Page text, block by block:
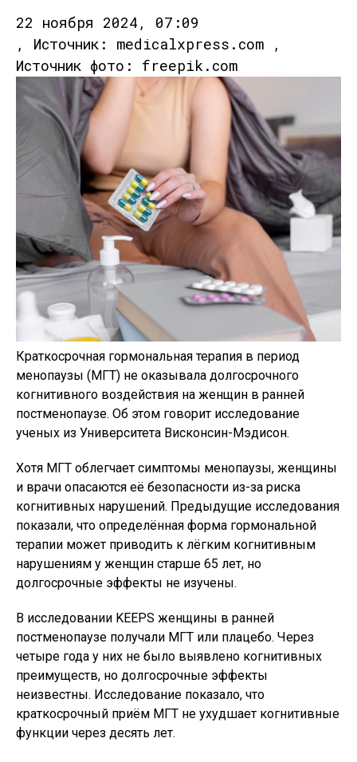
22 ноября 2024, 07:09
, Источник: medicalxpress.com ,
Источник фото: freepik.com
Краткосрочная гормональная терапия в период
менопаузы (МГТ) не оказывала долгосрочного
когнитивного воздействия на женщин в ранней
постменопаузе. Об этом говорит исследование
ученых из Университета Висконсин-Мэдисон.
Хотя МГТ облегчает симптомы менопаузы, женщины
и врачи опасаются её безопасности из-за риска
когнитивных нарушений. Предыдущие исследования
показали, что определённая форма гормональной
терапии может приводить к лёгким когнитивным
нарушениям у женщин старше 65 лет, но
долгосрочные эффекты не изучены.
В исследовании KEEPS женщины в ранней
постменопаузе получали МГТ или плацебо. Через
четыре года у них не было выявлено когнитивных
преимуществ, но долгосрочные эффекты
неизвестны. Исследование показало, что
краткосрочный приём МГТ не ухудшает когнитивные
функции через десять лет.